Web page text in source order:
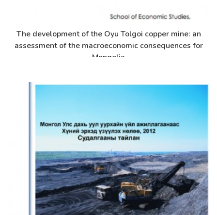
Дэлгэрэнгүй
The development of the Oyu Tolgoi copper mine: an
assessment of the macroeconomic consequences for
Mongolia